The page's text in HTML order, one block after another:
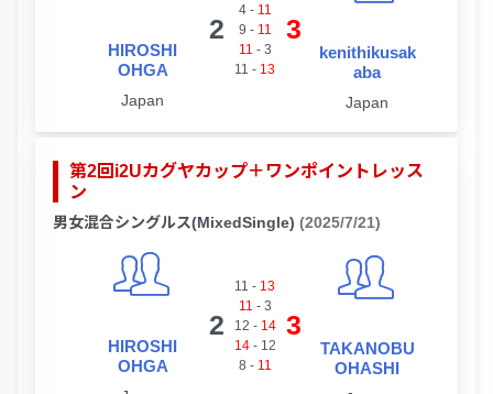
HIROSHI
OHGA
Japan
2
4- 11
9 - 11
11 - 3
11 - 13
3
kenithikusak
aba
Japan
第2回i2Uカグヤカップ＋ワンポイントレッス
ン
男女混合シングルス(MixedSingle) (2025/7/21)
HIROSHI
OHGA
2
11 - 13
11 - 3
12 - 14
14- 12
8 - 11
3
TAKANOBU
OHASHI